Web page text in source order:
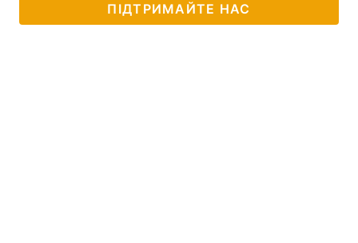
ПІДТРИМАЙТЕ НАС